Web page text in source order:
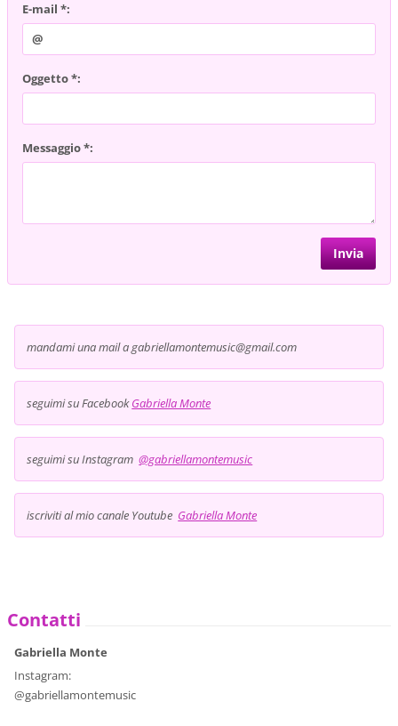
E-mail *:
Oggetto *:
Messaggio *:
mandami una mail a gabriellamontemusic@gmail.com
seguimi su FacebookGabriella Monte
seguimi su Instagram@gabriellamontemusic
iscriviti al mio canale Youtube Gabriella Monte
Contatti
Gabriella Monte
Instagram:
@gabriellamontemusic